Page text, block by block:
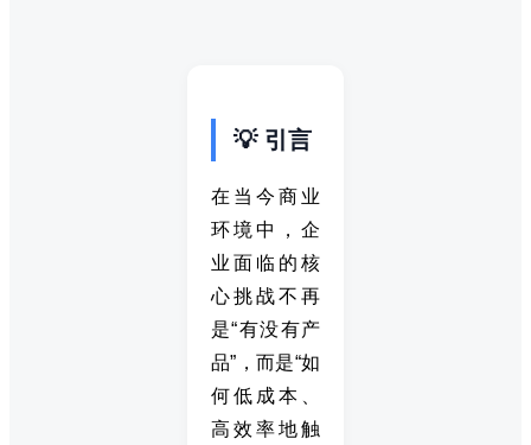
💡 引言
在当今商业
环境中，企
业面临的核
心挑战不再
是“有没有产
品”，而是“如
何低成本、
高效率地触